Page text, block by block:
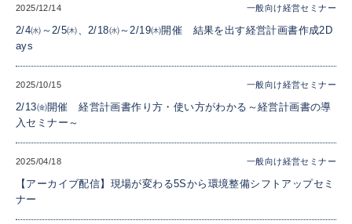
2025/12/14 一般向け経営セミナー
2/4㈬～2/5㈭、2/18㈬～2/19㈭開催 結果を出す経営計画書作成2D
ays
2025/10/15 一般向け経営セミナー
2/13㈮開催 経営計画書作り方・使い方がわかる～経営計画書の導
入セミナー～
2025/04/18 一般向け経営セミナー
【アーカイブ配信】現場が変わる5Sから環境整備シフトアップセミ
ナー